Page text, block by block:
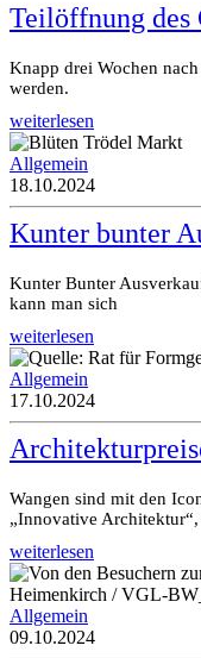
Teilöffnung des
Knapp drei Wochen
werden.
weiterlesen
Allgemein
18.10.2024
Kunter bunter
Kunter Bunter
kann man sich
weiterlesen
Allgemein
17.10.2024
Wangen sind mit den
„Innovative
weiterlesen
Allgemein
09.10.2024